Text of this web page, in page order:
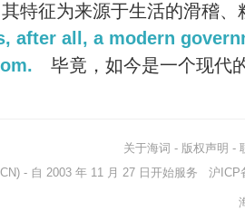
特征为来源于生活的滑稽、
after all, a modern
毕竟，如今是一个现代
关于海词 - 版权声明 -
- 自 2003 年 11 月 27 日开始服务 沪ICP